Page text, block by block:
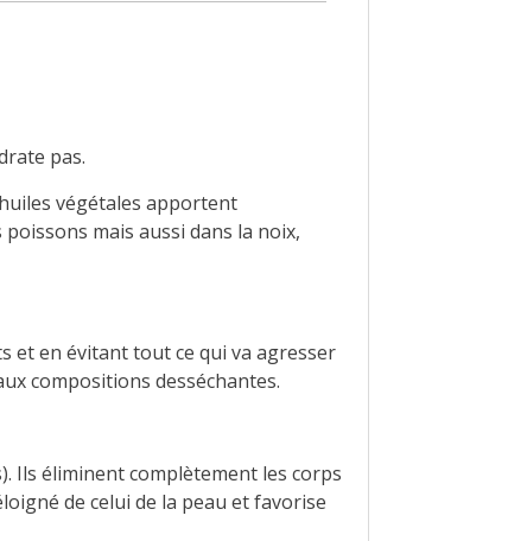
pas.
végétales apportent
mais aussi dans la noix,
et en évitant tout ce qui va agresser
compositions desséchantes.
Ils éliminent complètement les corps
de celui de la peau et favorise